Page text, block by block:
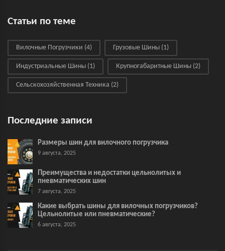
Статьи по теме
Вилочные Погрузчики (4) Грузовые Шины (1)
Индустриальные Шины (1) Крупногабаритные Шины (2)
Сельскохозяйственная Техника (2)
Последние записи
Размеры шин для вилочного погрузчика
9 августа, 2025
Преимущества и недостатки цельнолитых и
пневматических шин
7 августа, 2025
Какие выбрать шины для вилочных погрузчиков?
Цельнолитые или пневматические?
6 августа, 2025